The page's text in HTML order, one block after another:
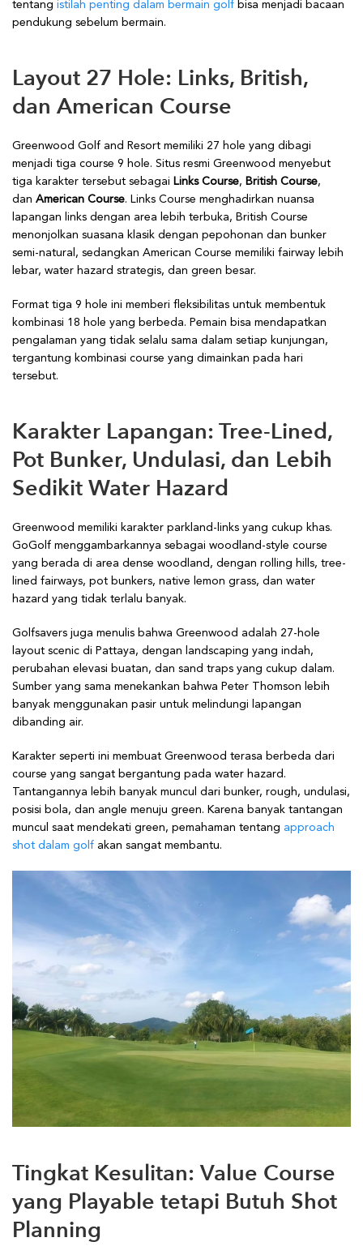
tentang istilah penting dalam bermain golf bisa menjadi bacaan
pendukung sebelum bermain.
Layout 27 Hole: Links, British,
dan American Course
Greenwood Golf and Resort memiliki 27 hole yang dibagi
menjadi tiga course 9 hole. Situs resmi Greenwood menyebut
tiga karakter tersebut sebagai Links Course, British Course,
dan American Course. Links Course menghadirkan nuansa
lapangan links dengan area lebih terbuka, British Course
menonjolkan suasana klasik dengan pepohonan dan bunker
semi-natural, sedangkan American Course memiliki fairway lebih
lebar, water hazard strategis, dan green besar.
Format tiga 9 hole ini memberi fleksibilitas untuk membentuk
kombinasi 18 hole yang berbeda. Pemain bisa mendapatkan
pengalaman yang tidak selalu sama dalam setiap kunjungan,
tergantung kombinasi course yang dimainkan pada hari
tersebut.
Karakter Lapangan: Tree-Lined,
Pot Bunker, Undulasi, dan Lebih
Sedikit Water Hazard
Greenwood memiliki karakter parkland-links yang cukup khas.
GoGolf menggambarkannya sebagai woodland-style course
yang berada di area dense woodland, dengan rolling hills, tree-
lined fairways, pot bunkers, native lemon grass, dan water
hazard yang tidak terlalu banyak.
Golfsavers juga menulis bahwa Greenwood adalah 27-hole
layout scenic di Pattaya, dengan landscaping yang indah,
perubahan elevasi buatan, dan sand traps yang cukup dalam.
Sumber yang sama menekankan bahwa Peter Thomson lebih
banyak menggunakan pasir untuk melindungi lapangan
dibanding air.
Karakter seperti ini membuat Greenwood terasa berbeda dari
course yang sangat bergantung pada water hazard.
Tantangannya lebih banyak muncul dari bunker, rough, undulasi,
posisi bola, dan angle menuju green. Karena banyak tantangan
muncul saat mendekati green, pemahaman tentang approach
shot dalam golf akan sangat membantu.
Tingkat Kesulitan: Value Course
yang Playable tetapi Butuh Shot
Planning